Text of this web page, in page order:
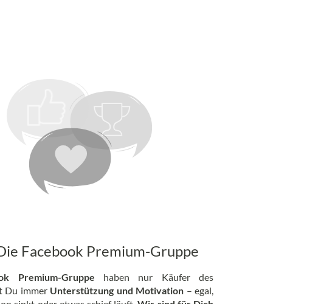
Facebook Premium-Gruppe
Premium-Gruppe haben nur Käufer des
Du immer Unterstützung und Motivation – egal,